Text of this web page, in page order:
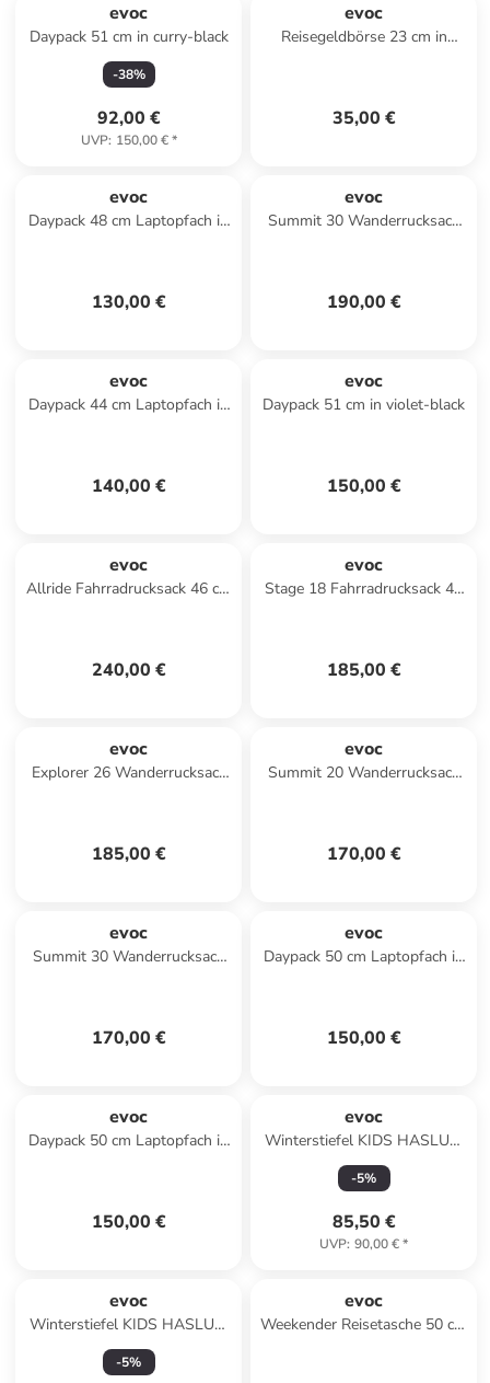
evoc
Daypack 51 cm in curry-black
-38%
92,00 €
UVP: 150,00 €*
evoc
Reisegeldbörse 23 cm in
35,00 €
evoc
Daypack 48 cm Laptopfach in
130,00 €
evoc
Summit 30 Wanderrucksack
190,00 €
evoc
Daypack 44 cm Laptopfach in
140,00 €
evoc
Daypack 51 cm in violet-black
150,00 €
evoc
Allride Fahrradrucksack 46 cm
240,00 €
evoc
Stage 18 Fahrradrucksack 48
185,00 €
evoc
Explorer 26 Wanderrucksack
185,00 €
evoc
Summit 20 Wanderrucksack
170,00 €
evoc
Summit 30 Wanderrucksack
170,00 €
evoc
Daypack 50 cm Laptopfach in
150,00 €
evoc
Daypack 50 cm Laptopfach in
150,00 €
evoc
Winterstiefel KIDS HASLUM
GTX in Marine
-5%
85,50 €
UVP: 90,00 €*
evoc
Winterstiefel KIDS HASLUM
GTX in Pink
-5%
evoc
Weekender Reisetasche 50 cm